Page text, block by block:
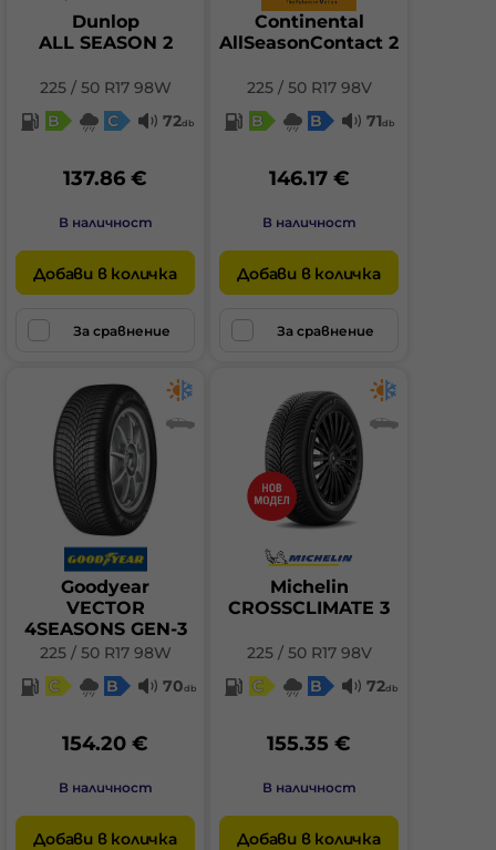
Dunlop
ALL SEASON 2
225 / 50 R17 98W
B
C 72db
137.86 €
В наличност
Добави в количка
За сравнение
Continental
AllSeasonContact 2
225 / 50 R17 98V
B
B 71db
146.17 €
В наличност
Добави в количка
За сравнение
Goodyear
VECTOR
4SEASONS GEN-3
225 / 50 R17 98W
C
B 70db
154.20 €
В наличност
Добави в количка
Michelin
CROSSCLIMATE 3
225 / 50 R17 98V
C
B 72db
155.35 €
В наличност
Добави в количка